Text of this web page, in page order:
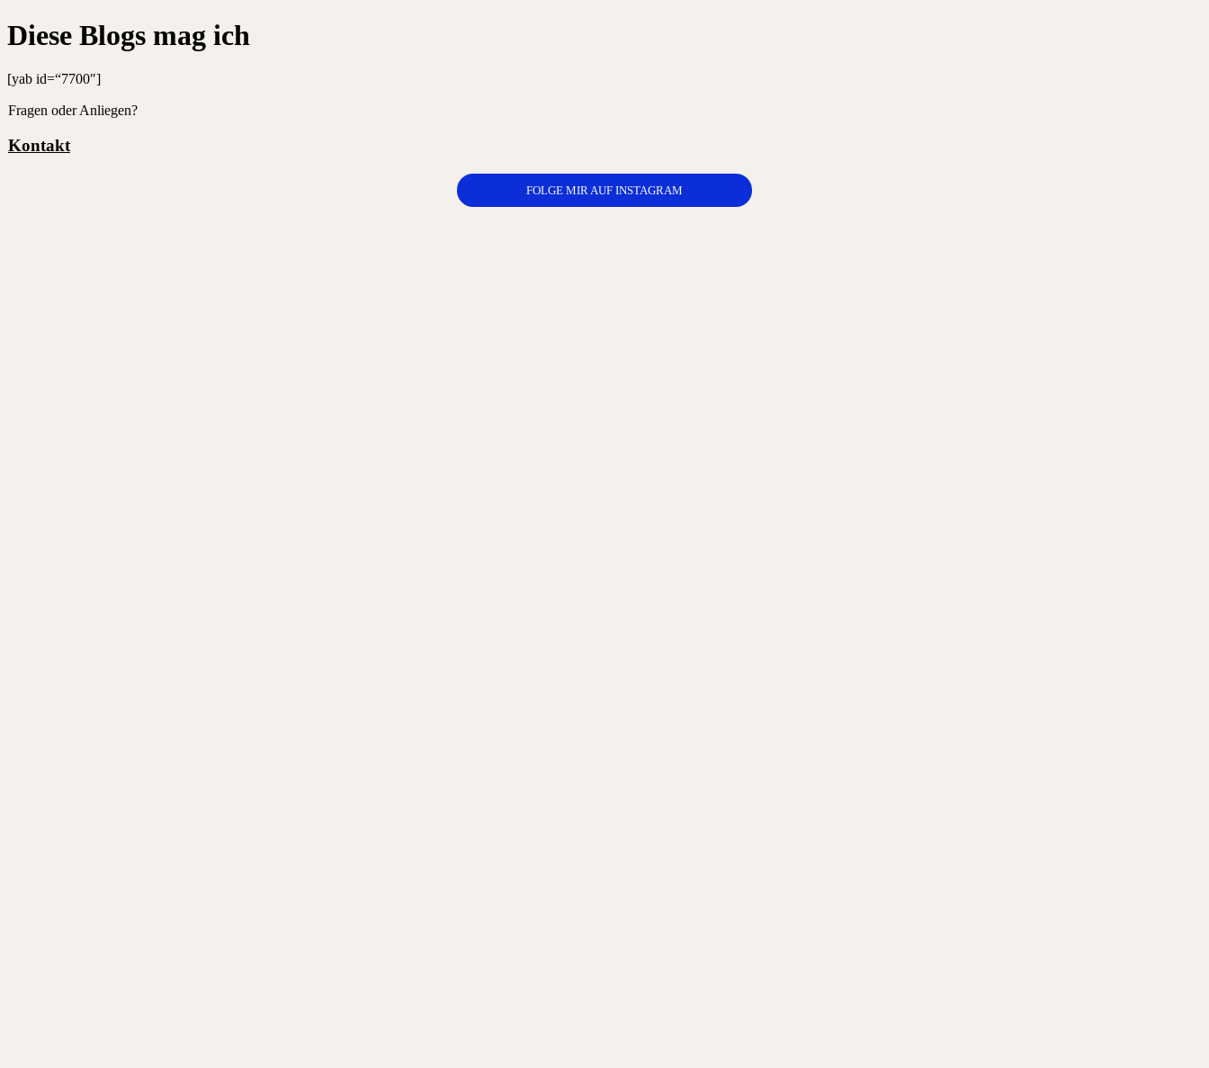
Diese Blogs mag ich
[yab id=“7700″]
Fragen oder Anliegen?
Kontakt
FOLGE MIR AUF INSTAGRAM